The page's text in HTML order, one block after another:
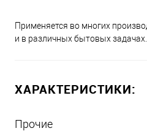
Применяется во многих
и в различных бытовых задачах.
ХАРАКТЕРИСТИКИ:
Прочие